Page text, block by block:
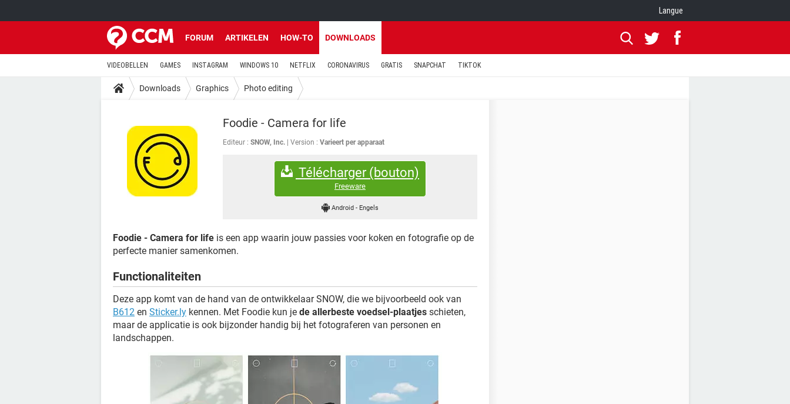
Langue
FORUM ARTIKELEN HOW-TO DOWNLOADS
VIDEOBELLEN GAMES INSTAGRAM WINDOWS 10 NETFLIX CORONAVIRUS GRATIS SNAPCHAT TIKTOK
Downloads Graphics Photo editing
Foodie - Camera for life
Editeur : SNOW, Inc. Version : Varieert per apparaat
Télécharger (bouton)
Freeware
Android- Engels
Foodie - Camera for life is een app waarin jouw passies voor koken en fotografie op de
perfecte manier samenkomen.
Functionaliteiten
Deze app komt van de hand van de ontwikkelaar SNOW, die we bijvoorbeeld ook van
B612 en Sticker.ly kennen. Met Foodie kun je de allerbeste voedsel-plaatjes schieten,
maar de applicatie is ook bijzonder handig bij het fotograferen van personen en
landschappen.